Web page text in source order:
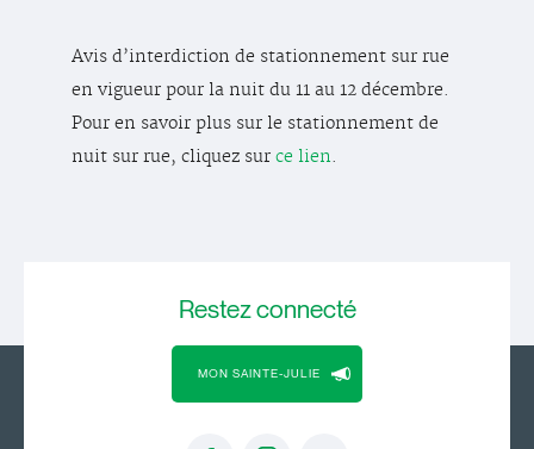
Avis d’interdiction de stationnement sur rue
en vigueur pour la nuit du 11 au 12 décembre.
Pour en savoir plus sur le stationnement de
nuit sur rue, cliquez sur ce lien.
Restezconnecté
MON SAINTE-JULIE